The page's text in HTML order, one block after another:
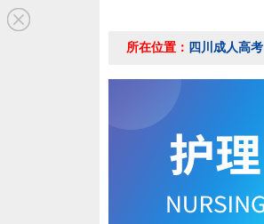
所在位置： 四川成人高考